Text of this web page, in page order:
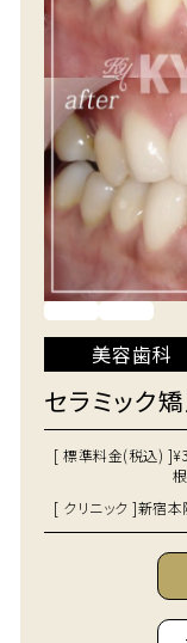
美容歯科
セラミック
[ 標準料金(税込) ]
[ クリニック ]新宿本